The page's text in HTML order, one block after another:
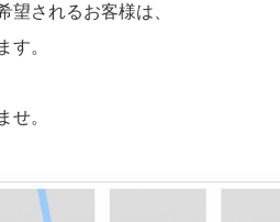
望されるお客様は、
す。
せ。